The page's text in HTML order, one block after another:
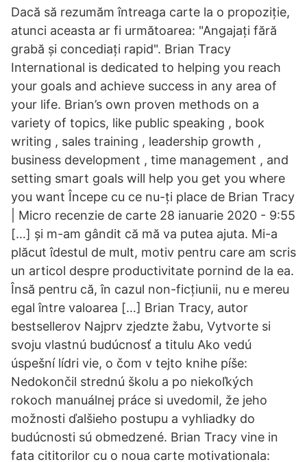
Dacă să rezumăm întreaga carte la o propoziție,
atunci aceasta ar fi următoarea: "Angajați fără
grabă și concediați rapid". Brian Tracy
International is dedicated to helping you reach
your goals and achieve success in any area of
your life. Brian’s own proven methods on a
variety of topics, like public speaking , book
writing , sales training , leadership growth ,
business development , time management , and
setting smart goals will help you get you where
you want Începe cu ce nu-ți place de Brian Tracy
| Micro recenzie de carte 28 ianuarie 2020 - 9:55
[…] și m-am gândit că mă va putea ajuta. Mi-a
plăcut îdestul de mult, motiv pentru care am scris
un articol despre productivitate pornind de la ea.
Însă pentru că, în cazul non-ficțiunii, nu e mereu
egal între valoarea […] Brian Tracy, autor
bestsellerov Najprv zjedzte žabu, Vytvorte si
svoju vlastnú budúcnosť a titulu Ako vedú
úspešní lídri vie, o čom v tejto knihe píše:
Nedokončil strednú školu a po niekoľkých
rokoch manuálnej práce si uvedomil, že jeho
možnosti ďalšieho postupu a vyhliadky do
budúcnosti sú obmedzené. Brian Tracy vine in
fata cititorilor cu o noua carte motivationala: